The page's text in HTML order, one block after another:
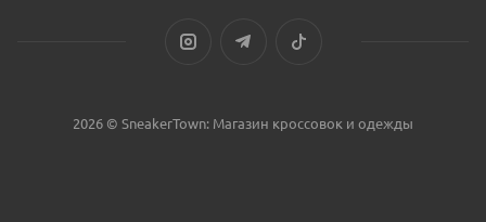
2026 © SneakerTown: Магазин кроссовок и одежды